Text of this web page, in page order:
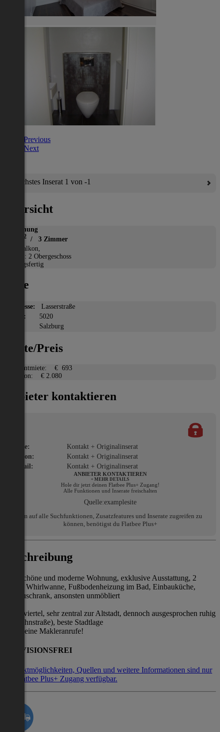
Previous
Next
Nächstes Inserat 1 von -1
Übersicht
Wohnung
2 / 3 Zimmer
Balkon,
Etage: 2 Obergeschoss
Bezugsfertig
Lage
Adresse:
Lasserstraße
PLZ:
5020
Salzburg
Miete/Preis
Gesamtmiete:
€ 693
Kaution:
€ 2.080
Anbieter kontaktieren
Name:
Kontakt + Originalinserat
Telefon:
Kontakt + Originalinserat
E-Mail:
Kontakt + Originalinserat
ANBIETER KONTAKTIEREN
+ MEHR DETAILS
Hole dir jetzt deinen Flatbee Plus+ Zugang!
Alle Funktionen und Inserate freischalten
Quelle:examplesite
Um auf alle Suchfunktionen, Zusatzfeatures und Inserate zugreifen zu
können, benötigst du Flatbee Plus+
Beschreibung
Sehr schöne und moderne Wohnung, exklusive Ausstattung, 2
Bäder, Whirlwanne, Fußbodenheizung im Bad, Einbauküche,
Einbauschrank, ansonsten unmöbliert
Andräviertel, sehr zentral zur Altstadt, dennoch ausgesprochen ruhig
(Einbahnstraße), beste Stadtlage
Bitte keine Makleranrufe!
PROVISIONSFREI
Kontaktmöglichkeiten, Quellen und weitere Informationen sind nur
mit Flatbee Plus+ Zugang verfügbar.